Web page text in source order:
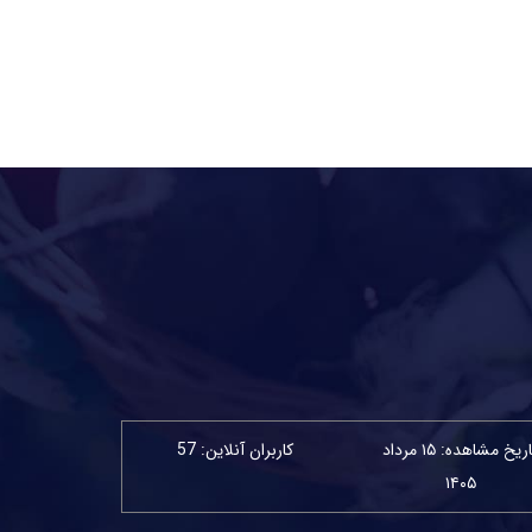
تاریخ مشاهده: ۱۵ مرداد
۱۴۰۵
کاربران آنلاین: 57